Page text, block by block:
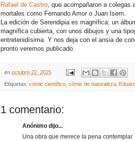
Rafael de Castro , que acompañaron a
mortales como Fernando Amor o Juan Isern.
La edición de Serendipia es magnífica: un
magnífica cubierta, con unos dibujos y una
entretenidísima. Y nos deja con el ansia de
pronto veremos publicado.
en octubre 22, 2025
Etiquetas: cómic científico cómic de naturaleza
1 comentario:
Anónimo dijo...
Una obra que merece la pena contemplar